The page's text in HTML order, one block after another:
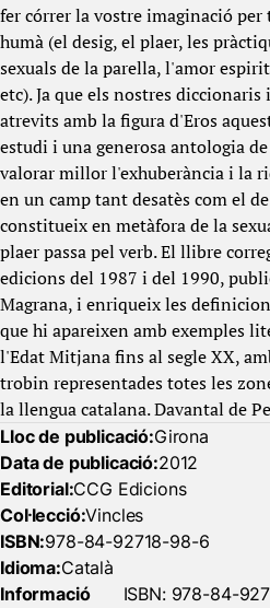
fer córrer la vostre imaginació
humà (el desig, el plaer, les
sexuals de la parella, l'amor
etc). Ja que els nostres
atrevits amb la figura d'Eros
estudi i una generosa antologia
valorar millor l'exhuberància i la
en un camp tant desatès com el
constitueix en metàfora de la
plaer passa pel verb. El llibre
edicions del 1987 i del 1990,
Magrana, i enriqueix les
que hi apareixen amb exemples
l'Edat Mitjana fins al segle XX,
trobin representades totes les
la llengua catalana. Davantal de
Lloc de publicació:Girona
Data de publicació:2012
Editorial:CCG Edicions
Col·lecció:Vincles
ISBN:978-84-92718-98-6
Idioma:Català
Informació
ISBN: 978-84-